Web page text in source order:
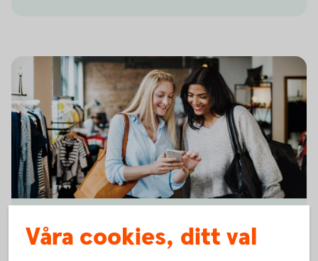
1153620594
Handla tryggare med ditt kort
Våra cookies, ditt val